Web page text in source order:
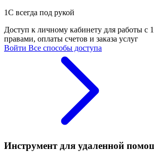
1С всегда под рукой
Доступ к личному кабинету для работы с
правами, оплаты счетов и заказа услуг
Войти Все способы доступа
Инструмент для удаленной